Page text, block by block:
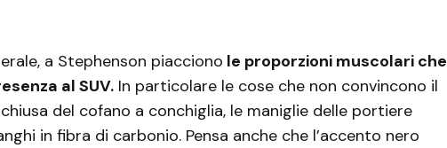
a Stephenson piacciono le proporzioni muscolari che
al SUV. In particolare le cose che non convincono il
del cofano a conchiglia, le maniglie delle portiere
in fibra di carbonio. Pensa anche che l’accento nero